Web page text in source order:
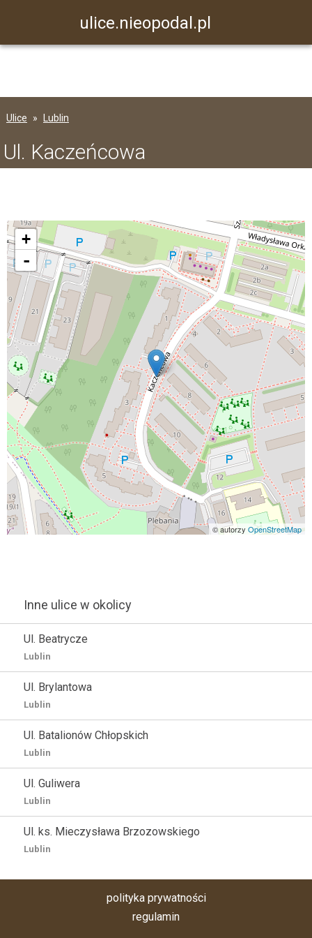
ulice.nieopodal.pl
Ulice Lublin
Ul. Kaczeńcowa
+
-
© autorzy OpenStreetMap
Inne ulice w okolicy
Ul. Beatrycze
Lublin
Ul. Brylantowa
Lublin
Ul. Batalionów Chłopskich
Lublin
Ul. Guliwera
Lublin
Ul. ks. Mieczysława Brzozowskiego
Lublin
polityka prywatności
regulamin